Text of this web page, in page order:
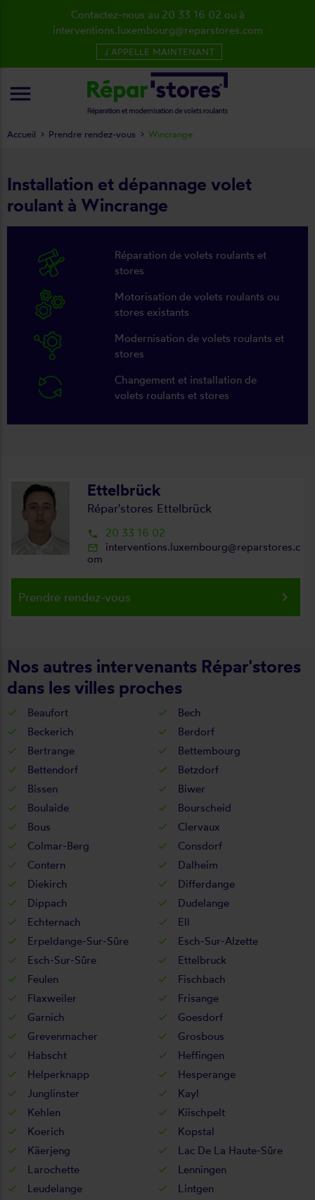
Installation et dépannage volet
roulant à Wincrange
Réparation de volets roulants et
stores
Motorisation de volets roulants ou
stores existants
Modernisation de volets roulants et
stores
Changement et installation de
volets roulants et stores
Ettelbrück
Répar'stores Ettelbrück
local_phone 20 33 16 02
mail_outline
interventions.luxembourg@reparstores.c
om
Prendre rendez-vous keyboard_arrow_right
Nos autres intervenants Répar'stores
dans les villes proches
Beaufort
Bech
Beckerich
Berdorf
Bertrange
Bettembourg
Bettendorf
Betzdorf
Bissen
Biwer
Boulaide
Bourscheid
Bous
Clervaux
Colmar-Berg
Consdorf
Contern
Dalheim
Diekirch
Differdange
Dippach
Dudelange
Echternach
Ell
Erpeldange-Sur-Sûre
Esch-Sur-Alzette
Esch-Sur-Sûre
Ettelbruck
Feulen
Fischbach
Flaxweiler
Frisange
Garnich
Goesdorf
Grevenmacher
Grosbous
Habscht
Heffingen
Helperknapp
Hesperange
Junglinster
Kayl
Kehlen
Kiischpelt
Koerich
Kopstal
Käerjeng
Lac De La Haute-Sûre
Larochette
Lenningen
Leudelange
Lintgen
Accueil Prendre rendez-vous Wincrange
Contactez-nous au 20 33 16 02 ou à
interventions.luxembourg@reparstores.com
J´APPELLE MAINTENANT
menu